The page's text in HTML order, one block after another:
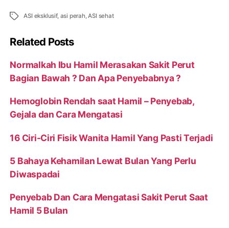
Tags ASI eksklusif, asi perah,ASI sehat
Related Posts
Normalkah Ibu Hamil Merasakan Sakit Perut
Bagian Bawah ? Dan Apa Penyebabnya ?
Hemoglobin Rendah saat Hamil – Penyebab,
Gejala dan Cara Mengatasi
16 Ciri-Ciri Fisik Wanita Hamil Yang Pasti Terjadi
5 Bahaya Kehamilan Lewat Bulan Yang Perlu
Diwaspadai
Penyebab Dan Cara Mengatasi Sakit Perut Saat
Hamil 5 Bulan